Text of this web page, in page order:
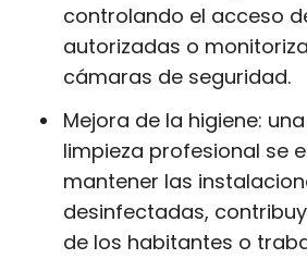
controlando el acceso
autorizadas o
cámaras de seguridad.
Mejora de la higiene:
limpieza profesional se
mantener las
desinfectadas,
de los habitantes o